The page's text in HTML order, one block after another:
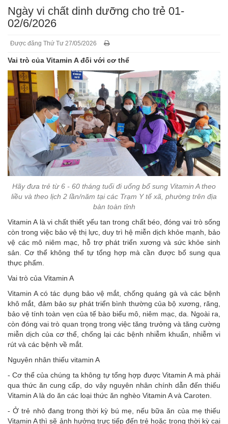
Ngày vi chất dinh dưỡng cho trẻ 01-
02/6/2026
Được đăng Thứ Tư 27/05/2026
Vai trò của Vitamin A đối với cơ thể
Hãy đưa trẻ từ 6 - 60 tháng tuổi đi uống bổ sung Vitamin A theo
liều và theo lịch 2 lần/năm tại các Trạm Y tế xã, phường trên địa
bàn toàn tỉnh
Vitamin A là vi chất thiết yếu tan trong chất béo, đóng vai trò sống
còn trong việc bảo vệ thị lực, duy trì hệ miễn dịch khỏe mạnh, bảo
vệ các mô niêm mạc, hỗ trợ phát triển xương và sức khỏe sinh
sản. Cơ thể không thể tự tổng hợp mà cần được bổ sung qua
thực phẩm.
Vai trò của Vitamin A
Vitamin A có tác dụng bảo vệ mắt, chống quáng gà và các bệnh
khô mắt, đảm bảo sự phát triển bình thường của bộ xương, răng,
bảo vệ tính toàn vẹn của tế bào biểu mô, niêm mạc, da. Ngoài ra,
còn đóng vai trò quan trọng trong việc tăng trưởng và tăng cường
miễn dịch của cơ thể, chống lại các bệnh nhiễm khuẩn, nhiễm vi
rút và các bệnh về mắt.
Nguyên nhân thiếu vitamin A
- Cơ thể của chúng ta không tự tổng hợp được Vitamin A mà phải
qua thức ăn cung cấp, do vậy nguyên nhân chính dẫn đến thiếu
Vitamin A là do ăn các loại thức ăn nghèo Vitamin A và Caroten.
- Ở trẻ nhỏ đang trong thời kỳ bú mẹ, nếu bữa ăn của mẹ thiếu
Vitamin A thì sẽ ảnh hưởng trực tiếp đến trẻ hoặc trong thời kỳ cai